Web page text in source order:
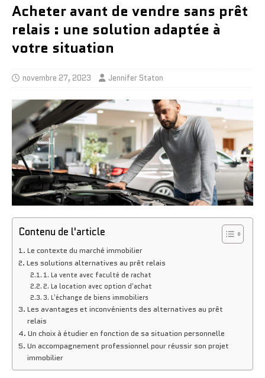
Acheter avant de vendre sans prêt
relais : une solution adaptée à
votre situation
novembre 27, 2023 Jennifer Staton
Contenu de l'article
Le contexte du marché immobilier
Les solutions alternatives au prêt relais
1. La vente avec faculté de rachat
2. La location avec option d’achat
3. L’échange de biens immobiliers
Les avantages et inconvénients des alternatives au prêt
relais
Un choix à étudier en fonction de sa situation personnelle
Un accompagnement professionnel pour réussir son projet
immobilier